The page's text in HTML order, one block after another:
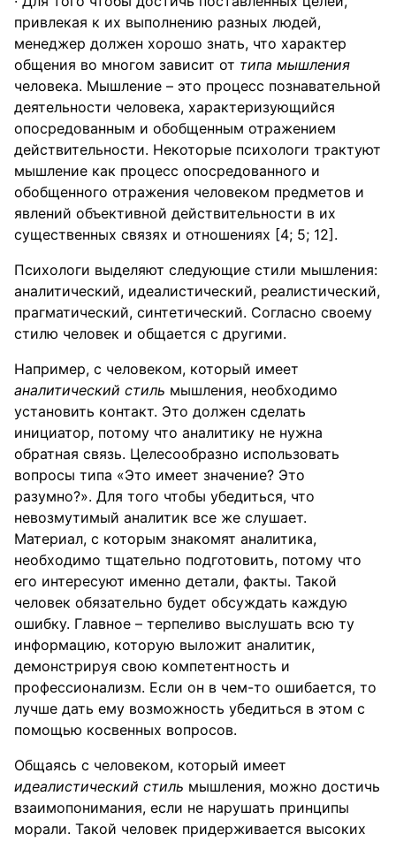
привлекая к их выполнению разных людей,
менеджер должен хорошо знать, что характер
общения во многом зависит от типа мышления
человека. Мышление – это процесс познавательной
деятельности человека, характеризующийся
опосредованным и обобщенным отражением
действительности. Некоторые психологи трактуют
мышление как процесс опосредованного и
обобщенного отражения человеком предметов и
явлений объективной действительности в их
существенных связях и отношениях [4; 5; 12].
Психологи выделяют следующие стили мышления:
аналитический, идеалистический, реалистический,
прагматический, синтетический. Согласно своему
стилю человек и общается с другими.
Например, с человеком, который имеет
аналитический стиль мышления, необходимо
установить контакт. Это должен сделать
инициатор, потому что аналитику не нужна
обратная связь. Целесообразно использовать
вопросы типа «Это имеет значение? Это
разумно?». Для того чтобы убедиться, что
невозмутимый аналитик все же слушает.
Материал, с которым знакомят аналитика,
необходимо тщательно подготовить, потому что
его интересуют именно детали, факты. Такой
человек обязательно будет обсуждать каждую
ошибку. Главное – терпеливо выслушать всю ту
информацию, которую выложит аналитик,
демонстрируя свою компетентность и
профессионализм. Если он в чем-то ошибается, то
лучше дать ему возможность убедиться в этом с
помощью косвенных вопросов.
Общаясь с человеком, который имеет
идеалистический стиль мышления, можно достичь
взаимопонимания, если не нарушать принципы
морали. Такой человек придерживается высоких